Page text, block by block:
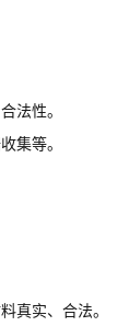
法性。
集等。
真实、合法。